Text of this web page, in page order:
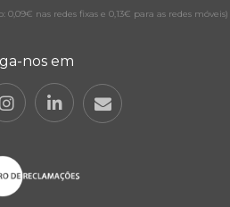
nas redes fixas e 0,13€ para as redes móveis)
nos em